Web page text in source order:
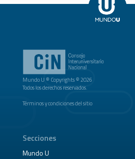
Mundo U ® Copyrights © 2026
Todos los derechos reservados.
Términos y condiciones del sitio
Secciones
Mundo U